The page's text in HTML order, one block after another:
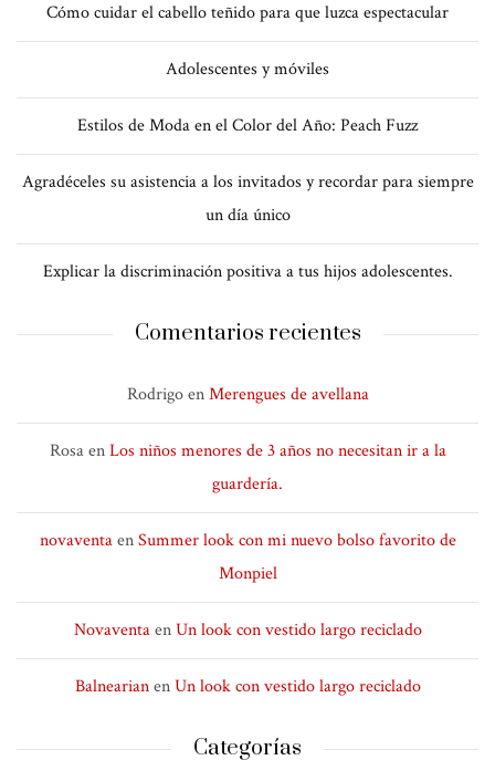
Cómo cuidar el cabello teñido para que luzca espectacular
Adolescentes y móviles
Estilos de Moda en el Color del Año: Peach Fuzz
Agradéceles su asistencia a los invitados y recordar para siempre
un día único
Explicar la discriminación positiva a tus hijos adolescentes.
Comentarios recientes
RodrigoenMerengues de avellana
RosaenLos niños menores de 3 años no necesitan ir a la
guardería.
novaventaenSummer look con mi nuevo bolso favorito de
Monpiel
NovaventaenUn look con vestido largo reciclado
BalnearianenUn look con vestido largo reciclado
Categorías